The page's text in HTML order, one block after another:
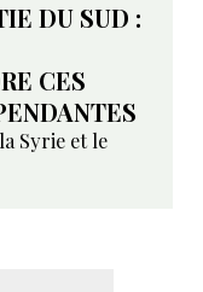
DU SUD :
CES
Syrie et le